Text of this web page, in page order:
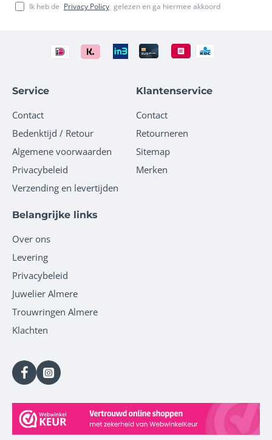
Ik heb de Privacy Policy gelezen en ga hiermee akkoord
Service
Contact
Bedenktijd / Retour
Algemene voorwaarden
Privacybeleid
Verzending en levertijden
Klantenservice
Contact
Retourneren
Sitemap
Merken
Belangrijke links
Over ons
Levering
Privacybeleid
Juwelier Almere
Trouwringen Almere
Klachten